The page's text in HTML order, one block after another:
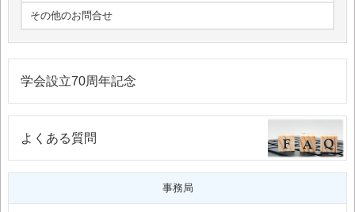
その他のお問合せ
学会設立70周年記念
よくある質問
事務局